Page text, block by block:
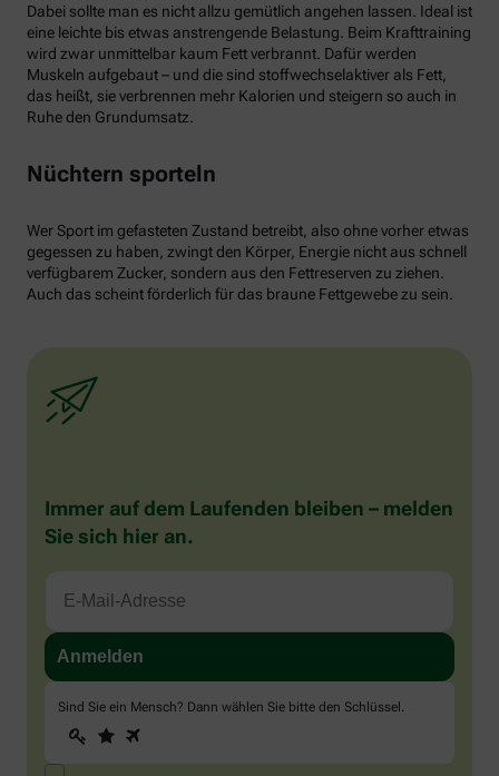
Dabei sollte man es nicht allzu gemütlich angehen lassen. Ideal ist
eine leichte bis etwas anstrengende Belastung. Beim Krafttraining
wird zwar unmittelbar kaum Fett verbrannt. Dafür werden
Muskeln aufgebaut – und die sind stoffwechselaktiver als Fett,
das heißt, sie verbrennen mehr Kalorien und steigern so auch in
Ruhe den Grundumsatz.
Nüchtern sporteln
Wer Sport im gefasteten Zustand betreibt, also ohne vorher etwas
gegessen zu haben, zwingt den Körper, Energie nicht aus schnell
verfügbarem Zucker, sondern aus den Fettreserven zu ziehen.
Auch das scheint förderlich für das braune Fettgewebe zu sein.
Immer auf dem Laufenden bleiben – melden
Sie sich hier an.
Sind Sie ein Mensch? Dann wählen Sie bitte den Schlüssel
Sind
Sie
ein
1 2